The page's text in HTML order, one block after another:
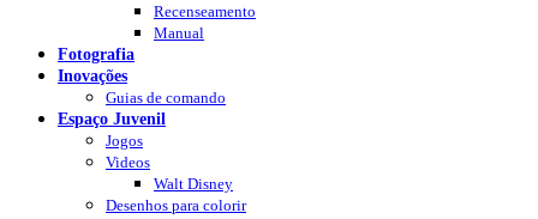
Recenseamento
Manual
Fotografia
Inovações
Guias de comando
Espaço Juvenil
Jogos
Videos
Walt Disney
Desenhos para colorir